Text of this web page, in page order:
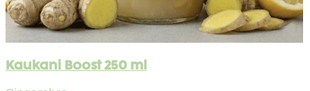
Kaukani Boost 250 ml